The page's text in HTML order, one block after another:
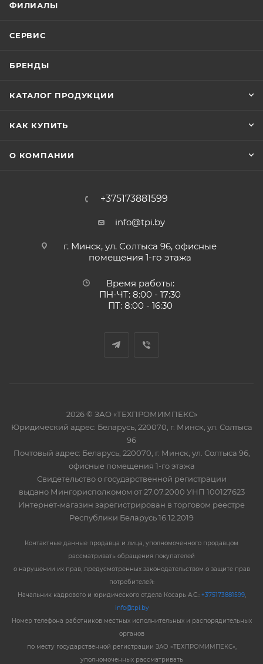
ФИЛИАЛЫ
СЕРВИС
БРЕНДЫ
КАТАЛОГ ПРОДУКЦИИ
КАК КУПИТЬ
О КОМПАНИИ
+375173881599
info@tpi.by
г. Минск, ул. Солтыса 96, офисные
помещения 1-го этажа
Время работы:
ПН-ЧТ: 8:00 - 17:30
ПТ: 8:00 - 16:30
2026 © ЗАО «ТЕХПРОМИМПЕКС»
Юридический адрес: Беларусь, 220070, г. Минск, ул. Солтыса
96
Почтовый адрес: Беларусь, 220070, г. Минск, ул. Солтыса 96,
офисные помещения 1-го этажа
Свидетельство о государственной регистрации
выдано Мингорисполкомом от 27.07.2000 УНП 100127623
Интернет-магазин зарегистрирован в торговом реестре
Республики Беларусь 16.12.2019
Контактные данные продавца и лица, уполномоченного продавцом
рассматривать обращения покупателей
о нарушении их прав, предусмотренных законодательством о защите прав
потребителей:
Начальник кадрового и юридического отдела Косарь А.С.: +375173881599,
info@tpi.by
Номер телефона работников местных исполнительных и распорядительных
органов
по месту государственной регистрации ЗАО «ТЕХПРОМИМПЕКС»,
уполномоченных рассматривать